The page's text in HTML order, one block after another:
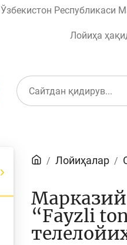
Ўзбекистон Республикаси
Лойиҳа
Пул
Кредит
Лойиҳалар
“Fayzli